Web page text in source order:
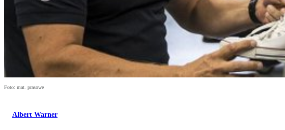
Foto: mat. prasowe
Albert Warner